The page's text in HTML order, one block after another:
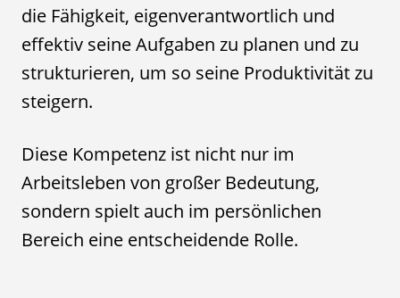
die Fähigkeit, eigenverantwortlich und
effektiv seine Aufgaben zu planen und zu
strukturieren, um so seine Produktivität zu
steigern.
Diese Kompetenz ist nicht nur im
Arbeitsleben von großer Bedeutung,
sondern spielt auch im persönlichen
Bereich eine entscheidende Rolle.